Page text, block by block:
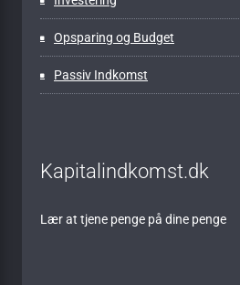
Opsparing og Budget
Passiv Indkomst
Kapitalindkomst.dk
Lær at tjene penge på dine penge